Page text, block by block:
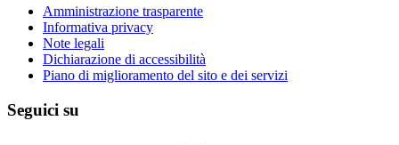
Amministrazione trasparente
Informativa privacy
Note legali
Dichiarazione di accessibilità
Piano di miglioramento del sito e dei servizi
Seguici su